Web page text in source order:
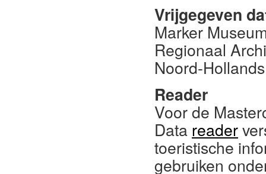
Vrijgegeven
Marker
Regionaal
Noord-
Reader
Voor de
Data reader
toeristische
gebruiken